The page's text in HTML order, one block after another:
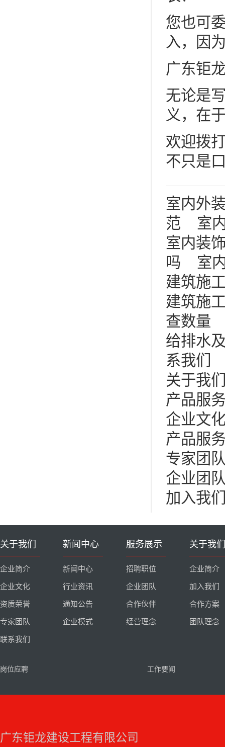
您也可
入，因
广东钜
无论是
义，在
欢迎拨
不只是
室内外
范
室
室内装
吗
室
建筑施
建筑施
查数量
给排水
系我们
关于我
产品服
企业文
产品服
专家团
企业团
加入我
关于我们
企业简介
企业文化
资质荣誉
专家团队
联系我们
新闻中心
新闻中心
行业资讯
通知公告
企业模式
服务展示
招聘职位
企业团队
合作伙伴
经营理念
关于我们
企业简介
加入我们
合作方案
团队理念
岗位应聘 工作要闻
广东钜龙建设工程有限公司